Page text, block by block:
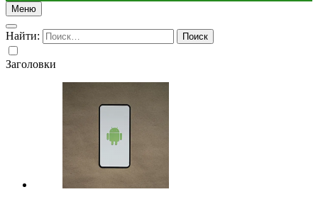
Меню
Найти:
Заголовки